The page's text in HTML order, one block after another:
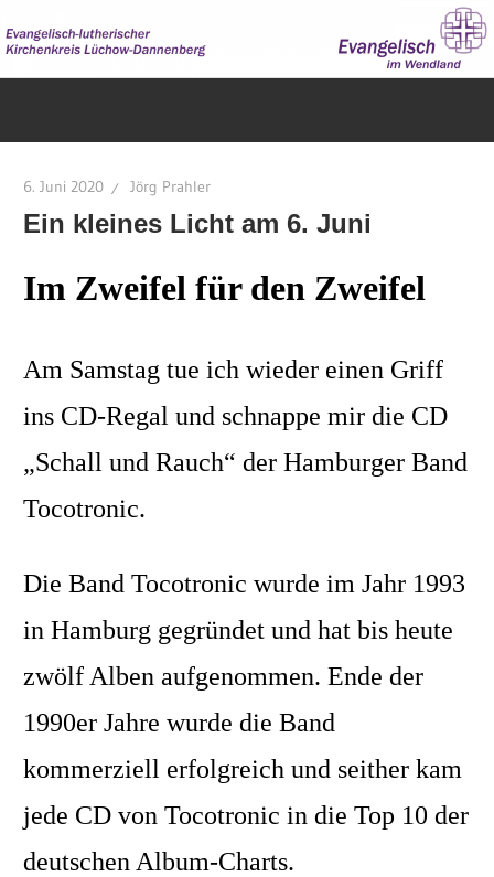
Inhalt
springen
6. Juni 2020 Jörg Prahler
Ein kleines Licht am 6. Juni
Im Zweifel für den Zweifel
Am Samstag tue ich wieder einen Griff
ins CD-Regal und schnappe mir die CD
„Schall und Rauch“ der Hamburger Band
Tocotronic.
Die Band Tocotronic wurde im Jahr 1993
in Hamburg gegründet und hat bis heute
zwölf Alben aufgenommen. Ende der
1990er Jahre wurde die Band
kommerziell erfolgreich und seither kam
jede CD von Tocotronic in die Top 10 der
deutschen Album-Charts.